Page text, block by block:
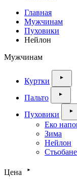
Главная
Мужчинам
Пуховики
Нейлон
Мужчинам
Куртки
Пальто
Пуховики
Еко
Зима
Нейлон
Стьобане
Цена